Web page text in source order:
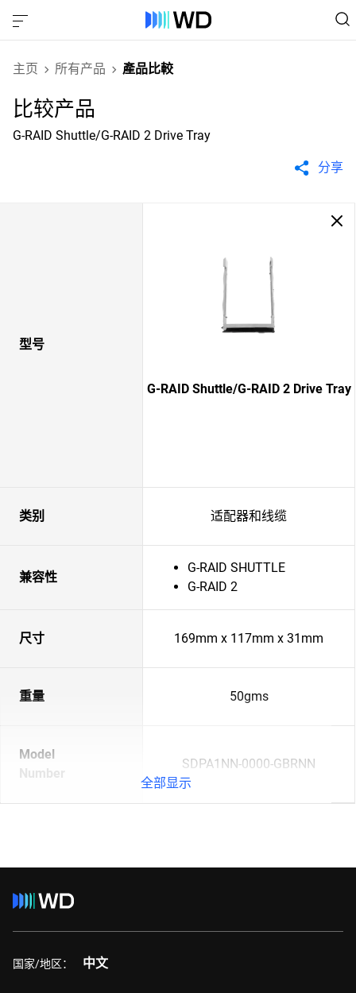
主页 所有产品 產品比較
比较产品
G-RAID Shuttle/G-RAID 2 Drive Tray
分享
型号
G-RAID Shuttle/G-RAID 2 Drive Tray
类别 适配器和线缆
兼容性
G-RAID SHUTTLE
G-RAID 2
尺寸 169mm x 117mm x 31mm
重量 50gms
Model
Number
SDPA1NN-0000-GBRNN
全部显示
国家/地区： 中文